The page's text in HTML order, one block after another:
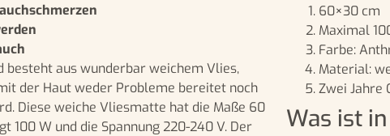
besteht aus wunderbar weichem Vlies,
der Haut weder Probleme bereitet noch
Diese weiche Vliesmatte hat die Maße 60
60×30 cm
Maximal
Farbe:
Material:
Zwei Jahre
Was ist